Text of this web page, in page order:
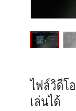
ไฟล์วิดีโ
เล่นได้